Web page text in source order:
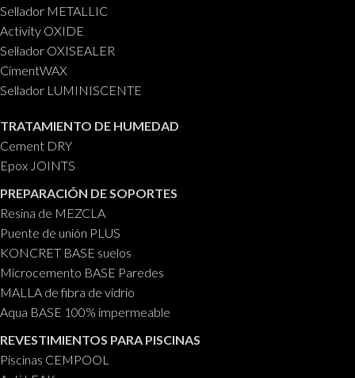
Sellador METALLIC
Activity OXIDE
Sellador OXISEALER
CimentWAX
Sellador LUMINISCENTE
TRATAMIENTO DE HUMEDAD
Cement DRY
Epox JOINTS
PREPARACIÓN DE SOPORTES
Resina de MEZCLA
Puente de unión PLUS
KONCRET BASE suelos
Microcemento BASE Paredes
MALLA de fibra de vidrio
Aqua BASE 100% impermeable
REVESTIMIENTOS PARA PISCINAS
Piscinas CEMPOOL